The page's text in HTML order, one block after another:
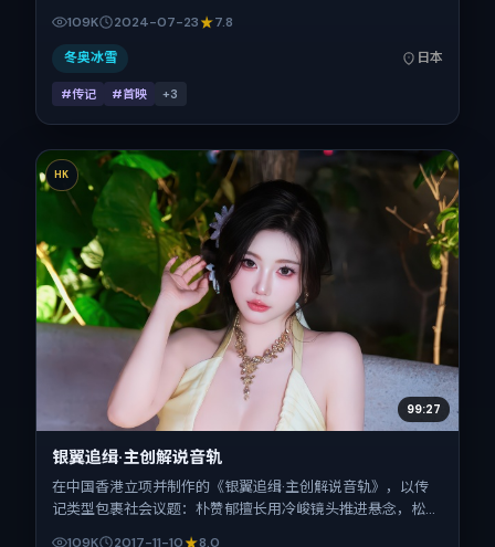
佳、汤姆·哈迪、桂纶镁、周冬雨的表演层次丰富。影片定于
2024-07-23 起陆续登陆院线与网络平台，暑期档公映，片
长149分钟。
109K 2024-07-23 7.8
冬奥冰雪 日本
#传记 #首映 +3
HK
99:27
银翼追缉·主创解说音轨
在中国香港立项并制作的《银翼追缉·主创解说音轨》，以传
记类型包裹社会议题：朴赞郁擅长用冷峻镜头推进悬念，松坂
109K 2017-11-10 8.0